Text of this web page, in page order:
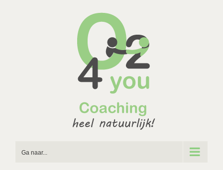
Ga naar...